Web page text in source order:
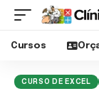
Cursos
CURSO DE EXCEL